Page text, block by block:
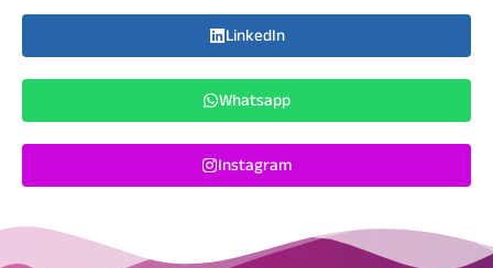
LinkedIn
Whatsapp
Instagram